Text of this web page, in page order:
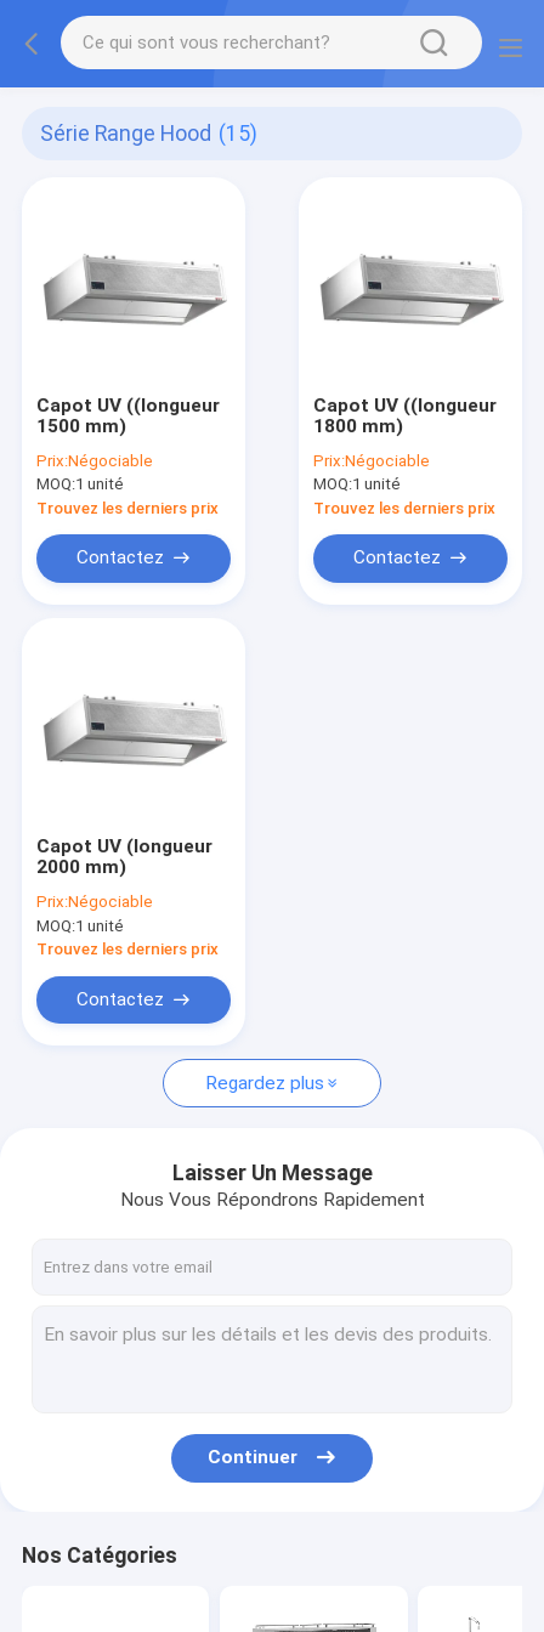
Série Range Hood (15)
Capot UV ((longueur
1500 mm)
Prix:Négociable
MOQ:1 unité
Trouvez les derniers prix
Contactez
Capot UV ((longueur
1800 mm)
Prix:Négociable
MOQ:1 unité
Trouvez les derniers prix
Contactez
Capot UV (longueur
2000 mm)
Prix:Négociable
MOQ:1 unité
Trouvez les derniers prix
Contactez
Regardez plus
Laisser Un Message
Nous Vous Répondrons Rapidement
Continuer
Nos Catégories